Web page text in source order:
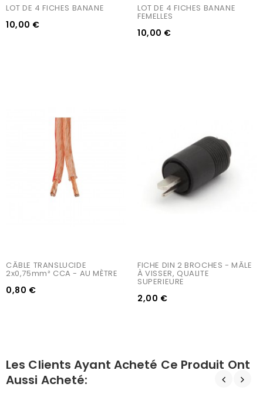
LOT DE 4 FICHES BANANE
10,00 €
LOT DE 4 FICHES BANANE
FEMELLES
10,00 €
CÂBLE TRANSLUCIDE
2x0,75mm² CCA - AU MÈTRE
0,80 €
FICHE DIN 2 BROCHES - MÂLE
À VISSER, QUALITE
SUPERIEURE
2,00 €
Les Clients Ayant Acheté Ce Produit Ont
Aussi Acheté: